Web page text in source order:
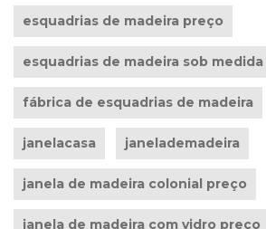
esquadrias de madeira preço
esquadrias de madeira sob medida
fábrica de esquadrias de madeira
janelacasa janelademadeira
janela de madeira colonial preço
janela de madeira com vidro preço